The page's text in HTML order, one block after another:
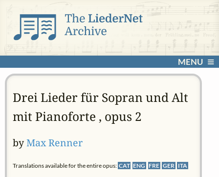
MENU
Drei Lieder für Sopran und Alt
mit Pianoforte , opus 2
byMax Renner
Translations available for the entire opus: CAT ENG FRE GER ITA